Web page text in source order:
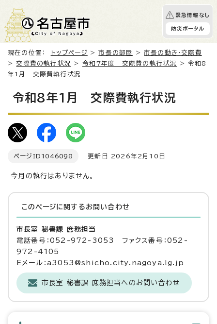
緊急情報なし
防災ポータル
現在の位置： トップページ >市長の部屋 >市長の動き・交際費
>交際費の執行状況 > 令和7年度 交際費の執行状況
> 令和8
年1月 交際費執行状況
令和8年1月 交際費執行状況
ページID 1046098 更新日 2026年2月10日
今月の執行はありません。
このページに関する お問い合わせ
市長室 秘書課 庶務担当
電話番号：052-972-3053 ファクス番号：052-
972-4105
Eメール：a3053@shicho.city.nagoya.lg.jp
市長室 秘書課 庶務担当へのお問い合わせ